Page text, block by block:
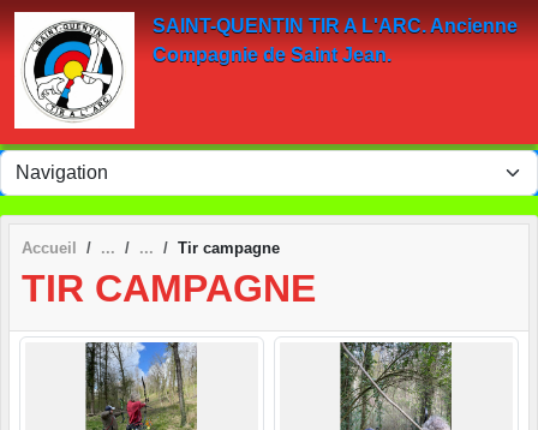
SAINT-QUENTIN TIR A L'ARC. Ancienne
Compagnie de Saint Jean.
Accueil Tir campagne
TIR CAMPAGNE
Panneau de gestion des cookies